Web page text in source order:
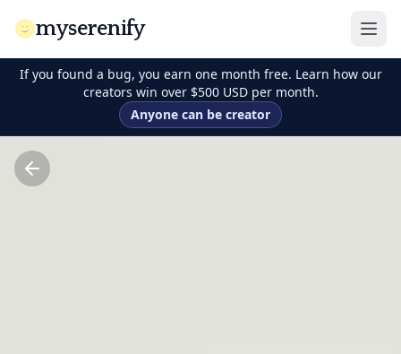
myserenify
If you found a bug, you earn one month free. Learn how our
creators win over $500 USD per month.
Anyone can be creator